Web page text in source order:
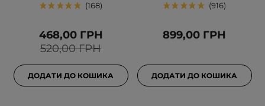
168
520,00 ГРН
468,00 ГРН
ДОДАТИ ДО КОШИКА
916
899,00 ГРН
ДОДАТИ ДО КОШИКА